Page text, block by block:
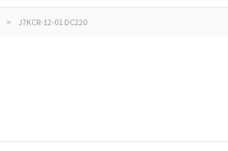
> J7KCR-12-01 DC220